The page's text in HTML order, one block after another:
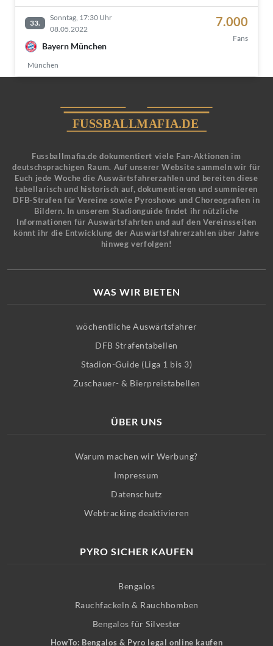
33.
Sonntag, 17:30 Uhr
08.05.2022
Bayern München
München
7.000
Fans
Fussballmafia.de dokumentiert viele Fan-Aktionen im
deutschsprachigen Raum. Auf unserer Website sammeln wir für
Euch jede Woche die Auswärtsfahrerzahlen und bereiten diese
tabellarisch und historisch auf, dokumentieren und summieren
DFB-Strafen für Vereine sowie Pyroshows und Choreografien in
Bildern. In unserem Stadionguide findet ihr nützliche
Informationen für Auswärtsfahrten und auf den Vereinsseiten
könnt ihr die Entwicklung der Auswärtsfahrerzahlen über Jahre
hinweg verfolgen!
WAS WIR BIETEN
wöchentliche Auswärtsfahrer
DFB Strafentabellen
Stadion-Guide (Liga 1 bis 3)
Zuschauer- & Bierpreistabellen
ÜBER UNS
Warum machen wir Werbung?
Impressum
Datenschutz
Webtracking deaktivieren
PYRO SICHER KAUFEN
Bengalos
Rauchfackeln & Rauchbomben
Bengalos für Silvester
HowTo: Bengalos & Pyro legal online kaufen